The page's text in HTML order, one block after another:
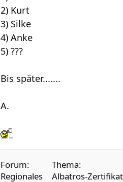
2) Kurt
3) Silke
4) Anke
5) ???
Bis später.......
A.
Forum:
Regionales
Thema:
Albatros-